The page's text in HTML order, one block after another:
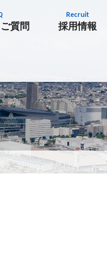
質問
Recruit
採用情報